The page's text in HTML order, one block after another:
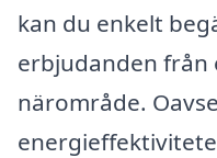
kan du enkelt
erbjudanden
närområde.